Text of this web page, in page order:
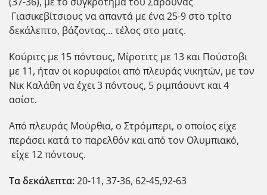
Γιασικεβίτσιους να απαντά με ένα 25-9 στο τρίτο
δεκάλεπτο, βάζοντας… τέλος στο ματς.
Κούριτς με 15 πόντους, Μίροτιτς με 13 και Πούστοβι
με 11, ήταν οι κορυφαίοι από πλευράς νικητών, με τον
Νικ Καλάθη να έχει 3 πόντους, 5 ριμπάουντ και 4
ασίστ.
Από πλευράς Μούρθια, ο Στρόμπερι, ο οποίος είχε
περάσει κατά το παρελθόν και από τον Ολυμπιακό,
είχε 12 πόντους.
Τα δεκάλεπτα:20-11, 37-36, 62-45,92-63